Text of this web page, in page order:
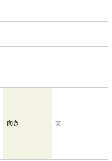
向き 東